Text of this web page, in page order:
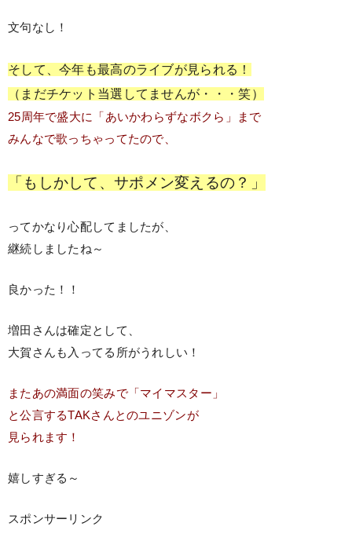
文句なし！
そして、今年も最高のライブが見られる！
（まだチケット当選してませんが・・・笑）
25周年で盛大に「あいかわらずなボクら」まで
みんなで歌っちゃってたので、
「もしかして、サポメン変えるの？」
ってかなり心配してましたが、
継続しましたね～
良かった！！
増田さんは確定として、
大賀さんも入ってる所がうれしい！
またあの満面の笑みで「マイマスター」
と公言するTAKさんとのユニゾンが
見られます！
嬉しすぎる～
スポンサーリンク